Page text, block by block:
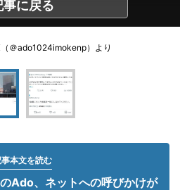
事に戻る
＠ado1024imokenp）より
本文を読む
Ado、ネットへの呼びかけが